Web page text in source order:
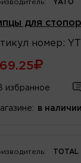
YATO
для
номер :
избранное
в наличии
TOTAL